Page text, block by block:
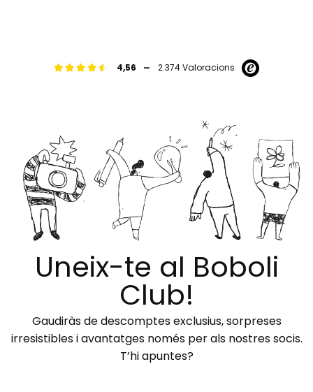
4,56 - 2.374 Valoracions
Uneix-te al Boboli
Club!
Gaudiràs de descomptes exclusius, sorpreses
irresistibles i avantatges només per als nostres socis.
T’hi apuntes?